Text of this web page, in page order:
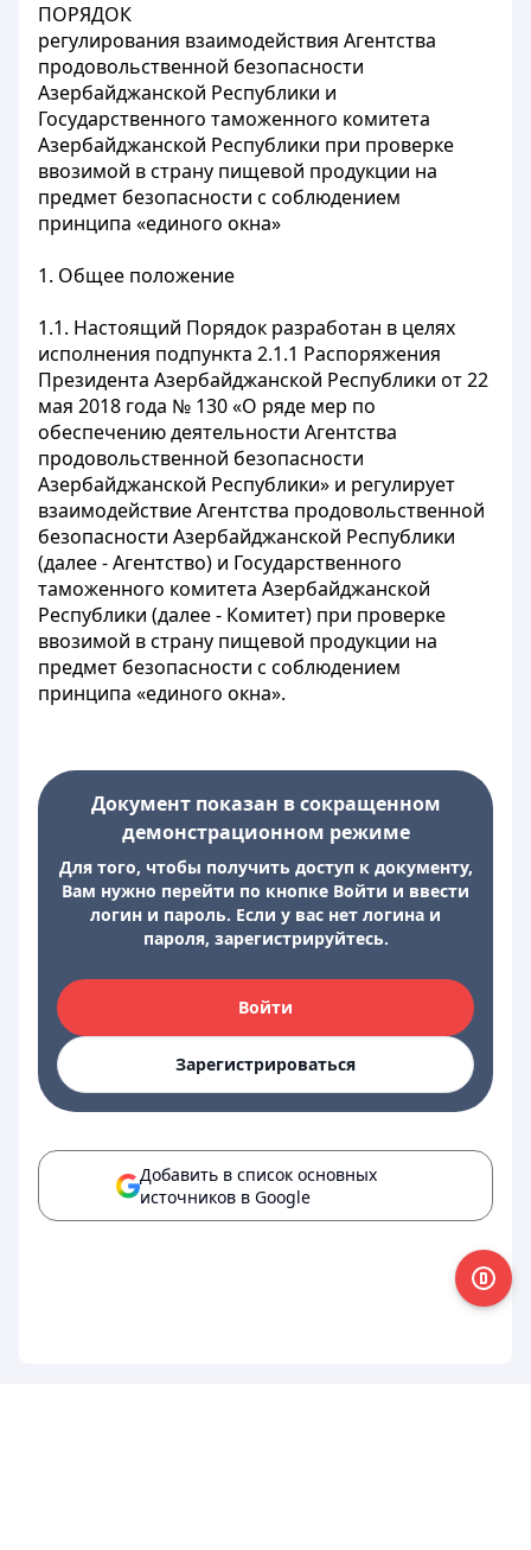
ПОРЯДОК
регулирования взаимодействия Агентства
продовольственной безопасности
Азербайджанской Республики и
Государственного таможенного комитета
Азербайджанской Республики при проверке
ввозимой в страну пищевой продукции на
предмет безопасности с соблюдением
принципа «единого окна»
1. Общее положение
1.1. Настоящий Порядок разработан в целях
исполнения подпункта 2.1.1 Распоряжения
Президента Азербайджанской Республики от 22
мая 2018 года № 130 «О ряде мер по
обеспечению деятельности Агентства
продовольственной безопасности
Азербайджанской Республики» и регулирует
взаимодействие Агентства продовольственной
безопасности Азербайджанской Республики
(далее - Агентство) и Государственного
таможенного комитета Азербайджанской
Республики (далее - Комитет) при проверке
ввозимой в страну пищевой продукции на
предмет безопасности с соблюдением
принципа «единого окна».
Документ показан в сокращенном
демонстрационном режиме
Для того, чтобы получить доступ к документу,
Вам нужно перейти по кнопке Войти и ввести
логин и пароль. Если у вас нет логина и
пароля, зарегистрируйтесь.
Войти
Зарегистрироваться
Добавить в список основных
источников в Google